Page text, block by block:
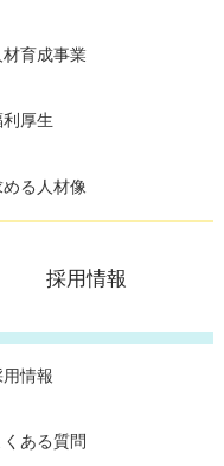
材育成事業
利厚生
める人材像
採用情報
用情報
くある質問